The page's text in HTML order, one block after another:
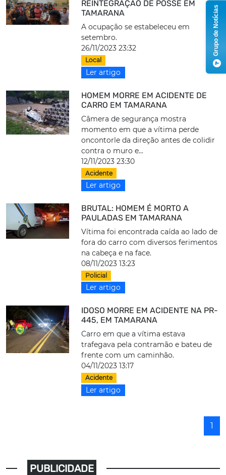
REINTEGRAÇÃO DE POSSE EM
TAMARANA
A ocupação se estabeleceu em
setembro.
26/11/2023 23:32
Local
Ler artigo
HOMEM MORRE EM ACIDENTE DE
CARRO EM TAMARANA
Câmera de segurança mostra
momento em que a vítima perde
oncontorle da direção antes de colidir
contra o muro e...
12/11/2023 23:30
Acidente
Ler artigo
BRUTAL: HOMEM É MORTO A
PAULADAS EM TAMARANA
Vítima foi encontrada caída ao lado de
fora do carro com diversos ferimentos
na cabeça e na face.
08/11/2023 13:23
Policial
Ler artigo
IDOSO MORRE EM ACIDENTE NA PR-
445, EM TAMARANA
Carro em que a vítima estava
trafegava pela contramão e bateu de
frente com um caminhão.
04/11/2023 13:17
Acidente
Ler artigo
1
PUBLICIDADE
Grupo de Notícias